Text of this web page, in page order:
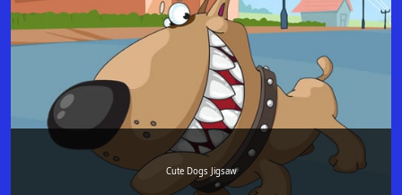
Cute Dogs Jigsaw